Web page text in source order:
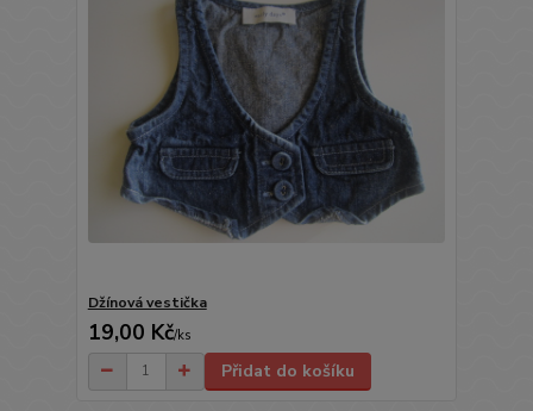
Džínová vestička
19,00 Kč/ks
Přidat do košíku